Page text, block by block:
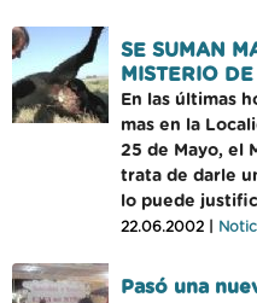
SE SUMAN
MISTERIO
En las últimas
mas en la
25 de Mayo, el
trata de darle
lo puede
22.06.2002 |
Pasó una